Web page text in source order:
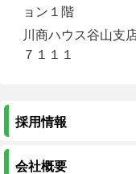
ョン１階
川商ハウス谷
７１１１
採用情報
会社概要